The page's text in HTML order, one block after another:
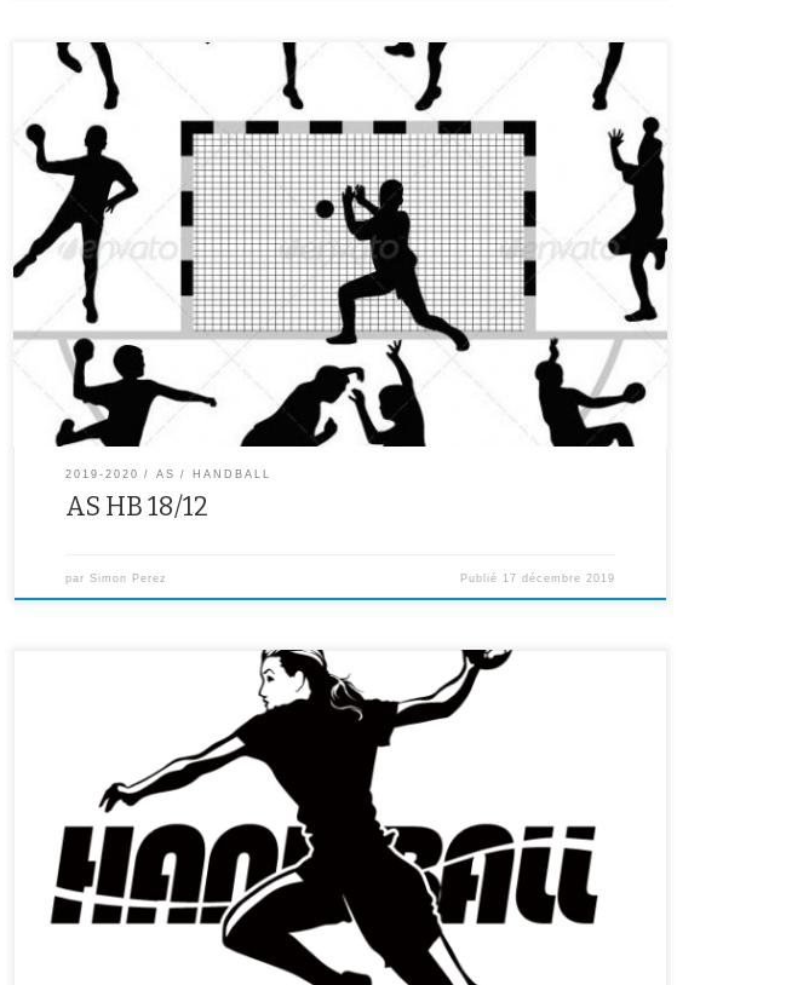
.Pour tout le monde : entraînement au gymnase des Epinettes de 13h30 à 15h30.
2019-2020 AS HANDBALL
AS HB 18/12
par Simon Perez Publié 17 décembre 2019
.Pour tous ceux qui ont ramené la feuille d’inscription remplie et signée + l’argent :
entraînement au gymnase des Epinettes de 13h30 à 15h30.